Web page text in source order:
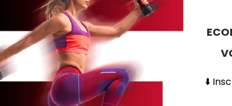
Une question sur ce produit
E-mail
⬇️